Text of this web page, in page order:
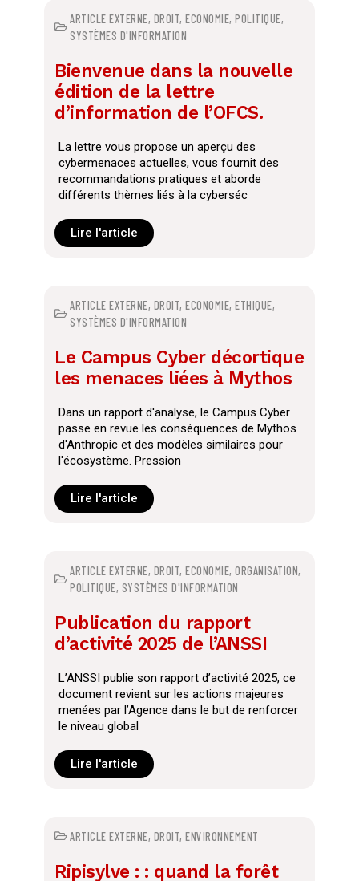
ARTICLE EXTERNE, DROIT,ECONOMIE,POLITIQUE,
SYSTÈMES D'INFORMATION
Bienvenue dans la nouvelle
édition de la lettre
d’information de l’OFCS.
La lettre vous propose un aperçu des
cybermenaces actuelles, vous fournit des
recommandations pratiques et aborde
différents thèmes liés à la cyberséc
Lire l'article
ARTICLE EXTERNE, DROIT,ECONOMIE,ETHIQUE,
SYSTÈMES D'INFORMATION
Le Campus Cyber décortique
les menaces liées à Mythos
Dans un rapport d'analyse, le Campus Cyber
passe en revue les conséquences de Mythos
d'Anthropic et des modèles similaires pour
l'écosystème. Pression
Lire l'article
ARTICLE EXTERNE, DROIT,ECONOMIE,ORGANISATION,
POLITIQUE, SYSTÈMES D'INFORMATION
Publication du rapport
d’activité 2025 de l’ANSSI
L’ANSSI publie son rapport d’activité 2025, ce
document revient sur les actions majeures
menées par l’Agence dans le but de renforcer
le niveau global
Lire l'article
ARTICLE EXTERNE, DROIT,ENVIRONNEMENT
Ripisylve : : quand la forêt